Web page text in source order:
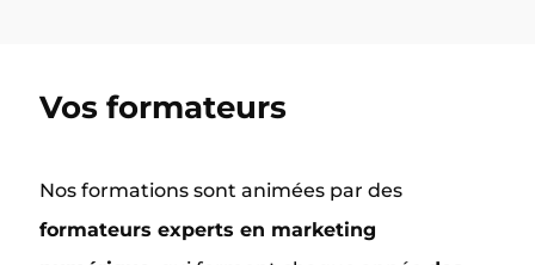
Vos formateurs
Nos formations sont animées par des
formateurs experts en marketing